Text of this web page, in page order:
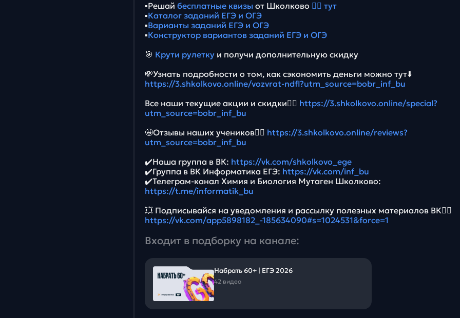
▪️Решай бесплатные квизы от Школково 👉🏻 тут
▪️Каталог заданий ЕГЭ и ОГЭ
▪️Варианты заданий ЕГЭ и ОГЭ
▪️Конструктор вариантов заданий ЕГЭ и ОГЭ
🎯 Крути рулетку и получи дополнительную скидку
💸Узнать подробности о том, как сэкономить деньги можно тут⬇️
https://3.shkolkovo.online/vozvrat-ndfl?utm_source=bobr_inf_bu
Все наши текущие акции и скидки👉🏻 https://3.shkolkovo.online/special?
utm_source=bobr_inf_bu
🤩Отзывы наших учеников👉🏻 https://3.shkolkovo.online/reviews?
utm_source=bobr_inf_bu
✔️Наша группа в ВК: https://vk.com/shkolkovo_ege
✔️Группа в ВК Информатика ЕГЭ: https://vk.com/inf_bu
✔️Телеграм-канал Химия и Биология Мутаген Школково:
https://t.me/informatik_bu
💥 Подписывайся на уведомления и рассылку полезных материалов ВК👉🏻
https://vk.com/app5898182_-185634090#s=1024531&force=1
Входит в подборку на канале:
Набрать 60+ | ЕГЭ 2026
42 видео